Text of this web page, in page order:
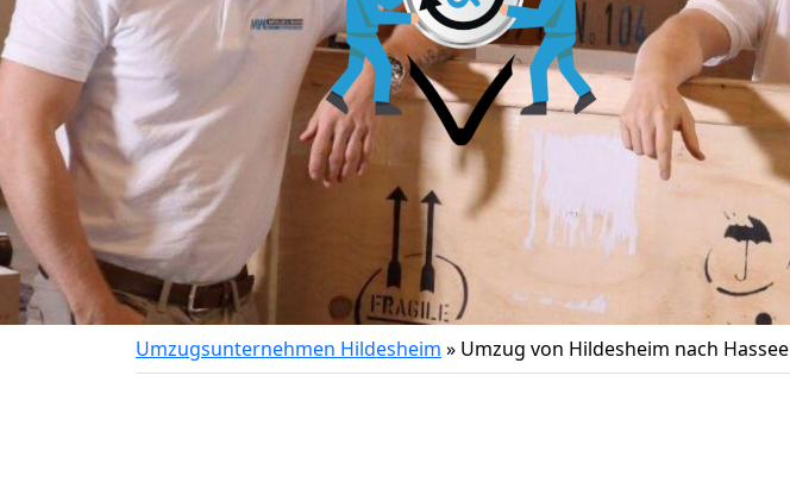
Umzugsunternehmen Hildesheim » Umzug von Hildesheim nach Hassee